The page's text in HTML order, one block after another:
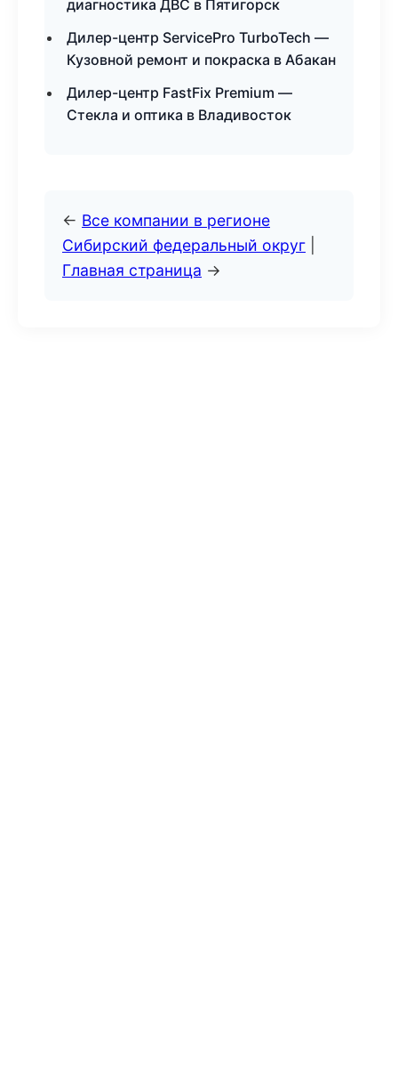
диагностика ДВС в Пятигорск
Дилер-центр ServicePro TurboTech —
Кузовной ремонт и покраска в Абакан
Дилер-центр FastFix Premium —
Стекла и оптика в Владивосток
← Все компании в регионе
Сибирский федеральный округ
Главная страница →